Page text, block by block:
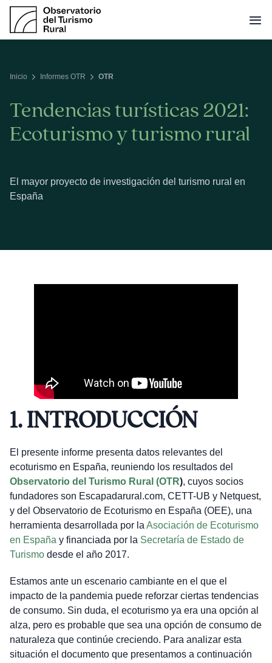
Saltar
contenido
Inicio Informes OTR OTR
Tendencias turísticas 2021:
Ecoturismo y turismo rural
El mayor proyecto de investigación del turismo rural en
España
1. INTRODUCCIÓN
El presente informe presenta datos relevantes del
ecoturismo en España, reuniendo los resultados del
Observatorio del Turismo Rural (OTR), cuyos socios
fundadores son Escapadarural.com, CETT-UB y Netquest,
y del Observatorio de Ecoturismo en España (OEE), una
herramienta desarrollada por la Asociación de Ecoturismo
en España y financiada por la Secretaría de Estado de
Turismodesde el año 2017.
Estamos ante un escenario cambiante en el que el
impacto de la pandemia puede reforzar ciertas tendencias
de consumo. Sin duda, el ecoturismo ya era una opción al
alza, pero es probable que sea una opción de consumo de
naturaleza que continúe creciendo. Para analizar esta
situación el documento que presentamos a continuación